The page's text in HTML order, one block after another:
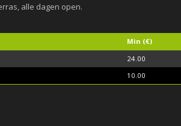
alle dagen open.
Min (€)
24.00
10.00